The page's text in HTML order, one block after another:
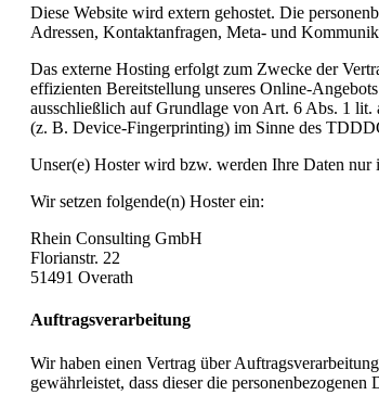
Diese Website wird extern gehostet. Die
Adressen, Kontaktanfragen, Meta- und
Das externe Hosting erfolgt zum Zwecke der
effizienten Bereitstellung unseres Online-
ausschließlich auf Grundlage von Art. 6 Abs. 1
(z. B. Device-Fingerprinting) im Sinne des
Unser(e) Hoster wird bzw. werden Ihre Daten
Wir setzen folgende(n) Hoster ein:
Rhein Consulting GmbH
Florianstr. 22
51491 Overath
Auftragsverarbeitung
Wir haben einen Vertrag über
gewährleistet, dass dieser die